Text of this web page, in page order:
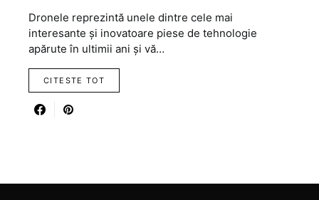
Dronele reprezintă unele dintre cele mai
interesante și inovatoare piese de tehnologie
apărute în ultimii ani și vă…
CITESTE TOT